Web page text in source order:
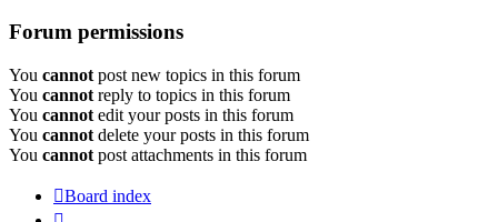
Forum permissions
You cannot post new topics in this forum
You cannot reply to topics in this forum
You cannot edit your posts in this forum
You cannot delete your posts in this forum
You cannot post attachments in this forum
Board index